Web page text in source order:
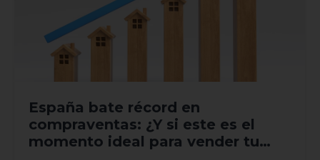
España bate récord en
compraventas: ¿Y si este es el
momento ideal para vender tu